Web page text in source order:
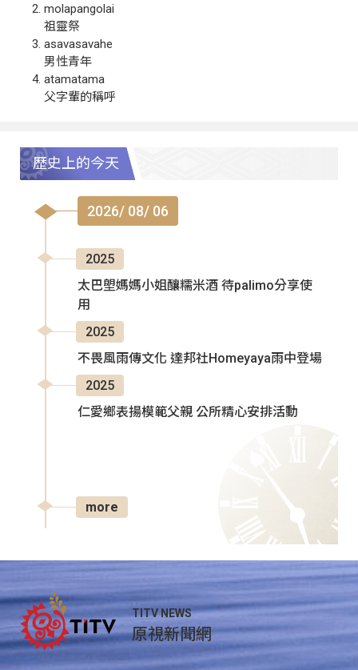
molapangolai
祖靈祭
asavasavahe
男性青年
atamatama
父字輩的稱呼
歷史上的今天
2026/ 08/ 06
2025
太巴塱媽媽小姐釀糯米酒 待palimo分享使
用
2025
不畏風雨傳文化 達邦社Homeyaya雨中登場
2025
仁愛鄉表揚模範父親 公所精心安排活動
more
TITV NEWS
原視新聞網